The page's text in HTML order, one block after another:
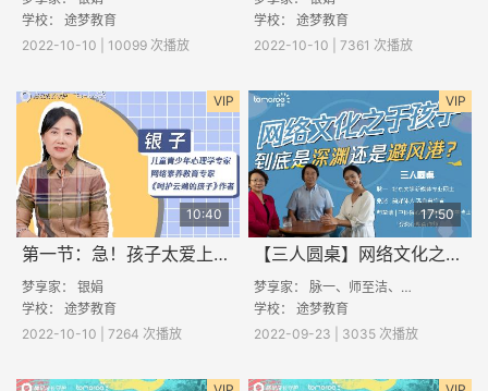
学校： 途梦教育
2022-10-10 | 10099 次播放
学校： 途梦教育
2022-10-10 | 7361 次播放
VIP
10:40
第一节：急！孩子太爱上网了，怎么办？
梦享家： 银娟
学校： 途梦教育
2022-10-10 | 7264 次播放
VIP
17:50
【三人圆桌】网络文化之于孩子，是深渊还是避风港？
梦享家： 脉一、师至洁、张述
学校： 途梦教育
2022-09-23 | 3035 次播放